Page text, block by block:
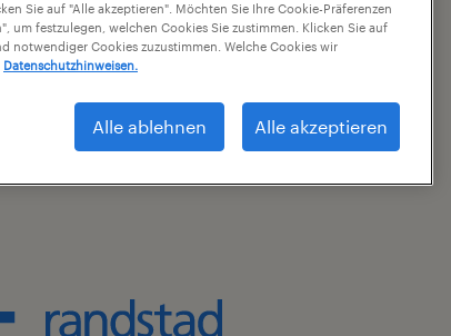
Sie auf "Alle akzeptieren". Möchten Sie Ihre Cookie-Präferenzen
um festzulegen, welchen Cookies Sie zustimmen. Klicken Sie auf
notwendiger Cookies zuzustimmen. Welche Cookies wir
Datenschutzhinweisen.
Alle ablehnen Alle akzeptieren